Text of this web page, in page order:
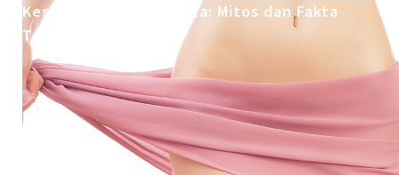
Kesehatan Intim Wanita: Mitos dan Fakta
Totok Vagina